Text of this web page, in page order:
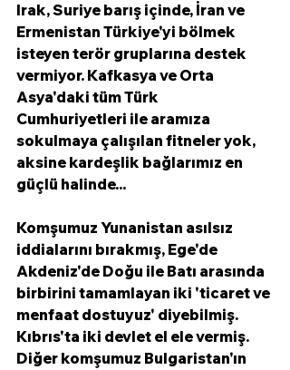
Irak, Suriye barış içinde, İran ve
Ermenistan Türkiye'yi bölmek
isteyen terör gruplarına destek
vermiyor. Kafkasya ve Orta
Asya'daki tüm Türk
Cumhuriyetleri ile aramıza
sokulmaya çalışılan fitneler yok,
aksine kardeşlik bağlarımız en
güçlü halinde...
Komşumuz Yunanistan asılsız
iddialarını bırakmış, Ege'de
Akdeniz'de Doğu ile Batı arasında
birbirini tamamlayan iki 'ticaret ve
menfaat dostuyuz' diyebilmiş.
Kıbrıs'ta iki devlet el ele vermiş.
Diğer komşumuz Bulgaristan'ın